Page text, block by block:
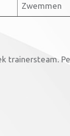
Zwemmen
trainersteam.